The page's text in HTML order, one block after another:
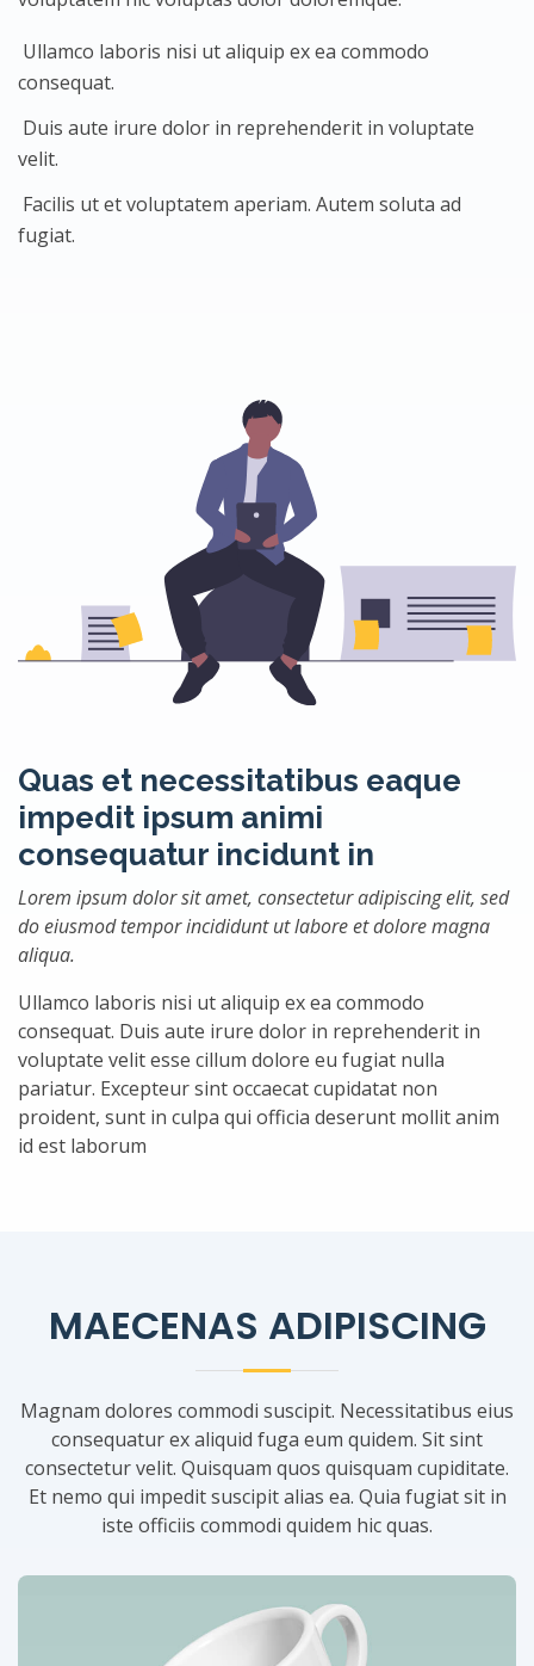
Ullamco laboris nisi ut aliquip ex ea commodo
consequat.
Duis aute irure dolor in reprehenderit in voluptate
velit.
Facilis ut et voluptatem aperiam. Autem soluta ad
fugiat.
Quas et necessitatibus eaque
impedit ipsum animi
consequatur incidunt in
Lorem ipsum dolor sit amet, consectetur adipiscing elit, sed
do eiusmod tempor incididunt ut labore et dolore magna
aliqua.
Ullamco laboris nisi ut aliquip ex ea commodo
consequat. Duis aute irure dolor in reprehenderit in
voluptate velit esse cillum dolore eu fugiat nulla
pariatur. Excepteur sint occaecat cupidatat non
proident, sunt in culpa qui officia deserunt mollit anim
id est laborum
MAECENAS ADIPISCING
Magnam dolores commodi suscipit. Necessitatibus eius
consequatur ex aliquid fuga eum quidem. Sit sint
consectetur velit. Quisquam quos quisquam cupiditate.
Et nemo qui impedit suscipit alias ea. Quia fugiat sit in
iste officiis commodi quidem hic quas.